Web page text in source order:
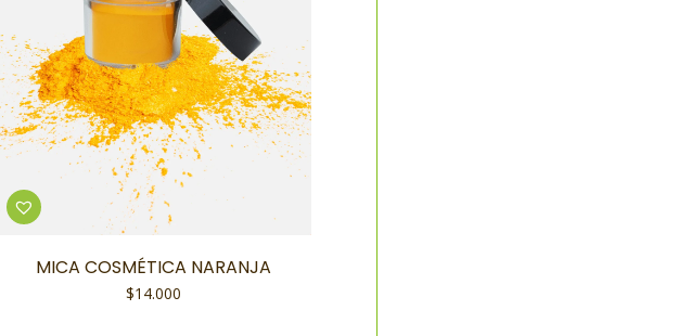
MICA COSMÉTICA NARANJA
$14.000